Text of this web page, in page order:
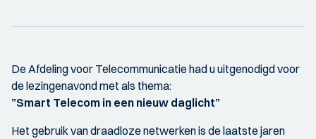
De Afdeling voor Telecommunicatie had u uitgenodigd voor
de lezingenavond met als thema:
”Smart Telecom in een nieuw daglicht”
Het gebruik van draadloze netwerken is de laatste jaren